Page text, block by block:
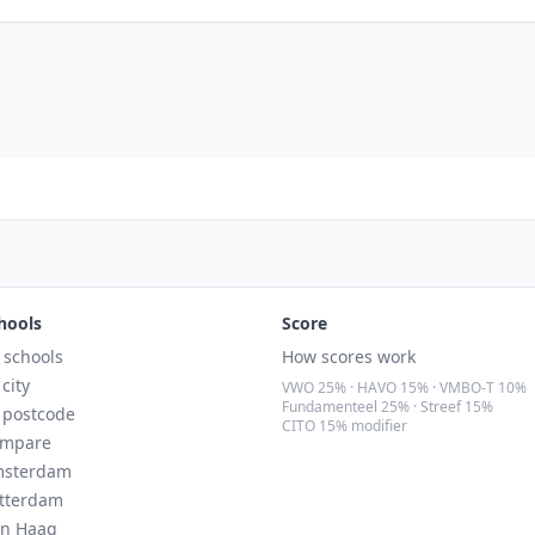
Haag
Score
How scores work
VWO 25% · HAVO 15% · VMBO-T 10%
Fundamenteel 25% · Streef 15%
CITO 15% modifier